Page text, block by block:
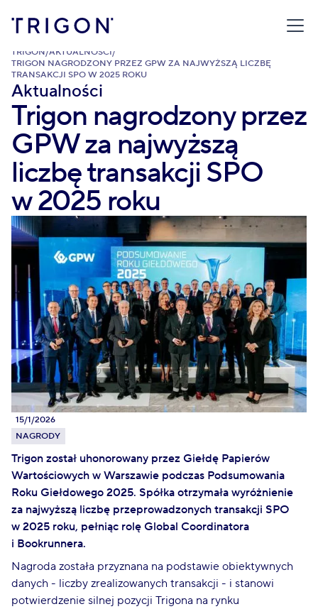
TRIGON/AKTUALNOŚCI/
TRIGON NAGRODZONY PRZEZ GPW ZA NAJWYŻSZĄ LICZBĘ
TRANSAKCJI SPO W 2025 ROKU
Aktualności
Trigon nagrodzony przez
GPW za najwyższą
liczbę transakcji SPO
w 2025 roku
15/1/2026
NAGRODY
Trigon został uhonorowany przez Giełdę Papierów
Wartościowych w Warszawie podczas Podsumowania
Roku Giełdowego 2025. Spółka otrzymała wyróżnienie
za najwyższą liczbę przeprowadzonych transakcji SPO
w 2025 roku, pełniąc rolę Global Coordinatora
i Bookrunnera.
Nagroda została przyznana na podstawie obiektywnych
danych - liczby zrealizowanych transakcji - i stanowi
potwierdzenie silnej pozycji Trigona na rynku